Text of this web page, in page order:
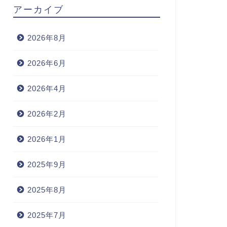
アーカイブ
2026年8月
2026年6月
2026年4月
2026年2月
2026年1月
2025年9月
2025年8月
2025年7月